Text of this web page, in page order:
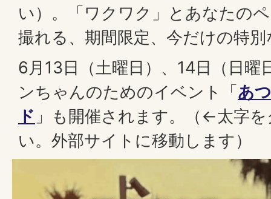
い）。「ワクワク」とあなたの
撮れる、期間限定、今だけの特
6月13日（土曜日）、14日（日曜
ンちゃんのためのイベント「 あ
ド 」も開催されます。（←太字
い。外部サイトに移動します）